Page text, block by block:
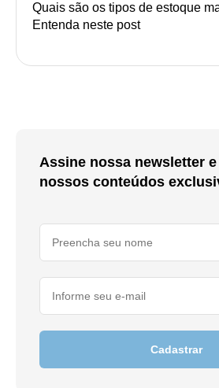
Quais são os tipos de estoque
Entenda neste post
Assine nossa newsletter
nossos conteúdos
Cadastrar